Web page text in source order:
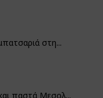
στη...
παστά Μεσολ...